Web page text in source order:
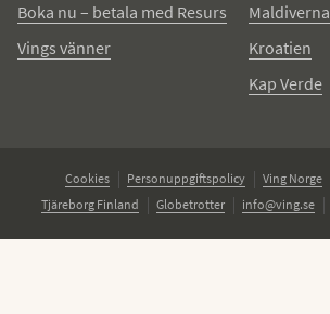
Boka nu – betala med Resurs
Vings vänner
Maldiverna
Kroatien
Kap Verde
Cookies Personuppgiftspolicy Ving Norge
Tjäreborg Finland
Globetrotter info@ving.se